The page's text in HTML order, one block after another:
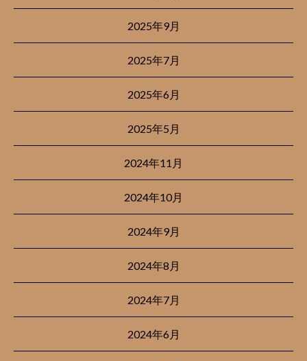
2025年9月
2025年7月
2025年6月
2025年5月
2024年11月
2024年10月
2024年9月
2024年8月
2024年7月
2024年6月